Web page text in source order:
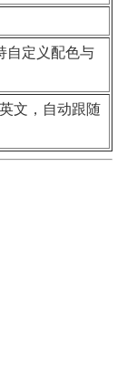
自定义配色与
文，自动跟随